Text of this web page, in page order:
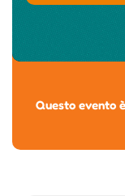
Questo evento